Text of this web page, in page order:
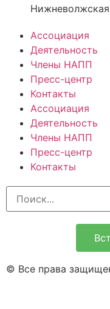
Ассоциация
Деятельность
Члены НАПП
Пресс-центр
Контакты
Ассоциация
Деятельность
Члены НАПП
Пресс-центр
Контакты
© Все права